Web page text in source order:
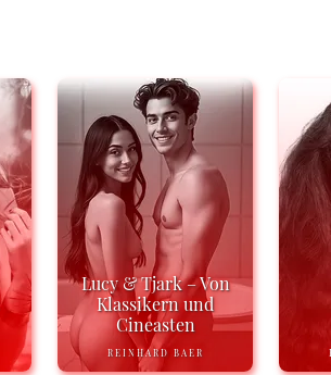
Lucy & Tjark – Von
Klassikern und
Cineasten
REINHARD BAER